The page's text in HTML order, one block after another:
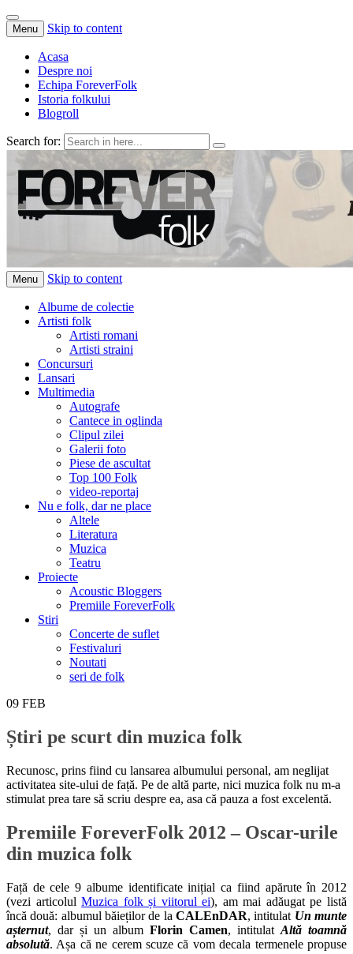
Menu Skip to content
Acasa
Despre noi
Echipa ForeverFolk
Istoria folkului
Blogroll
Search for:
ForeverFolk
Muzica sufletului tau
Menu Skip to content
Albume de colectie
Artisti folk
Artisti romani
Artisti straini
Concursuri
Lansari
Multimedia
Autografe
Cantece in oglinda
Clipul zilei
Galerii foto
Piese de ascultat
Top 100 Folk
video-reportaj
Nu e folk, dar ne place
Altele
Literatura
Muzica
Teatru
Proiecte
Acoustic Bloggers
Premiile ForeverFolk
Stiri
Concerte de suflet
Festivaluri
Noutati
seri de folk
09 FEB
Știri pe scurt din muzica folk
Recunosc, prins fiind cu lansarea albumului personal, am neglijat
activitatea site-ului de față. Pe de altă parte, nici muzica folk nu m-a
stimulat prea tare să scriu despre ea, asa că pauza a fost excelentă.
Premiile ForeverFolk 2012 – Oscar-urile
din muzica folk
Față de cele 9 albume identificate inițial ca fiind apărute în 2012
(vezi articolulMuzica folk și viitorul ei), am mai adăugat pe listă
încă două: albumul băieților de la CALEnDAR, intitulat Un munte
așternut, dar și un album Florin Camen, intitulat Altă toamnă
absolută. Așa că ne cerem scuze că vom decala termenele propuse